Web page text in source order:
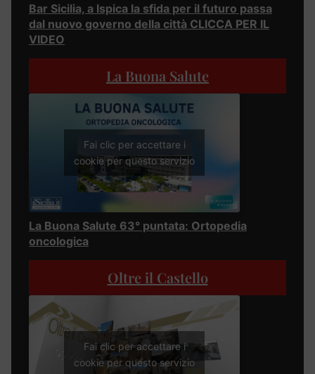
Bar Sicilia, a Ispica la sfida per il futuro passa
dal nuovo governo della città CLICCA PER IL
VIDEO
La Buona Salute
Fai clic per accettare i
cookie per questo servizio
La Buona Salute 63° puntata: Ortopedia
oncologica
Oltre il Castello
Fai clic per accettare i
cookie per questo servizio